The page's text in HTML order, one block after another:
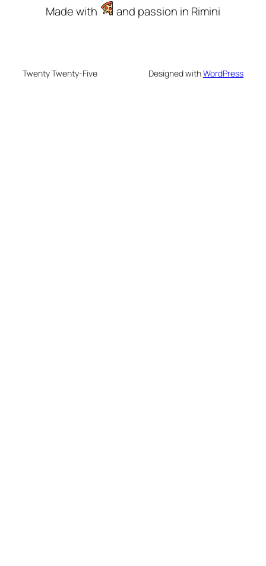
Made with and passion in Rimini
Twenty Twenty-Five Designed withWordPress